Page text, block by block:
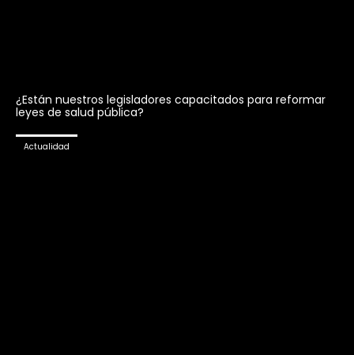
¿Están nuestros legisladores capacitados para reformar
leyes de salud pública?
Actualidad